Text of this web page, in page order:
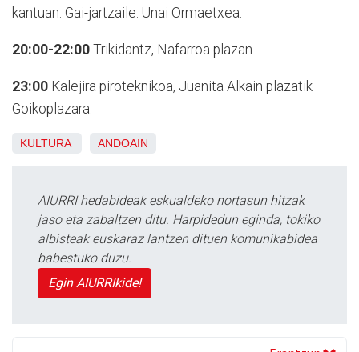
kantuan. Gai-jartzaile: Unai Ormaetxea.
20:00-22:00 Trikidantz, Nafarroa plazan.
23:00 Kalejira piroteknikoa, Juanita Alkain plazatik
Goikoplazara.
KULTURA ANDOAIN
AIURRI hedabideak eskualdeko nortasun hitzak
jaso eta zabaltzen ditu. Harpidedun eginda, tokiko
albisteak euskaraz lantzen dituen komunikabidea
babestuko duzu.
Egin AIURRIkide!